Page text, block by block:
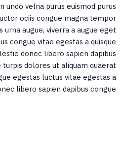
undo velna purus euismod purus
ociis congue magna tempor
augue, viverra a augue eget
congue vitae egestas a quisque
donec libero sapien dapibus.
dolores ut aliquam quaerat
egestas luctus vitae egestas a
libero sapien dapibus congue.